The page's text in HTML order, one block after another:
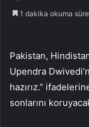
1 dakika okuma
Pakistan,
Upendra
hazırız.”
sonlarını